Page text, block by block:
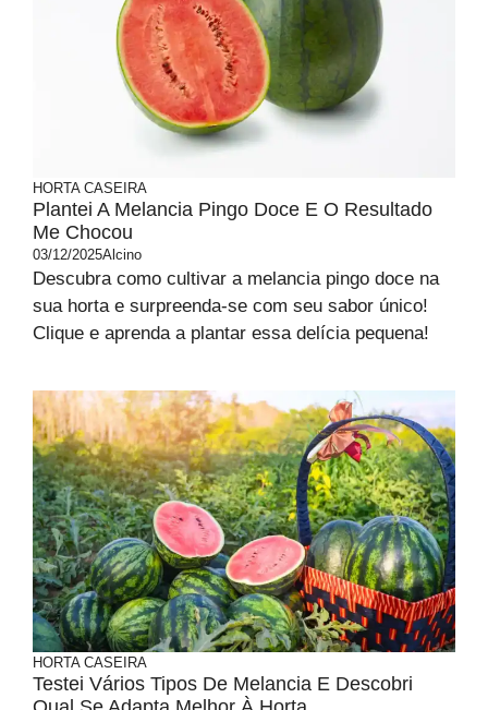
HORTA CASEIRA
Plantei A Melancia Pingo Doce E O Resultado
Me Chocou
03/12/2025Alcino
Descubra como cultivar a melancia pingo doce na
sua horta e surpreenda-se com seu sabor único!
Clique e aprenda a plantar essa delícia pequena!
HORTA CASEIRA
Testei Vários Tipos De Melancia E Descobri